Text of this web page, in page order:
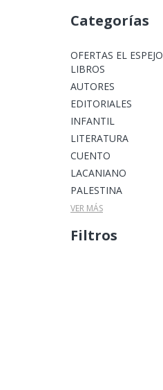
Categorías
OFERTAS EL ESPEJO
LIBROS
AUTORES
EDITORIALES
INFANTIL
LITERATURA
CUENTO
LACANIANO
PALESTINA
VER MÁS
Filtros